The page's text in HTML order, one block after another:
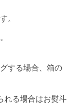
。
する場合、箱の
れる場合はお熨斗